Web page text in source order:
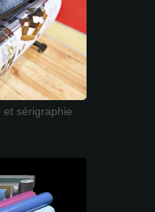
et sérigraphie